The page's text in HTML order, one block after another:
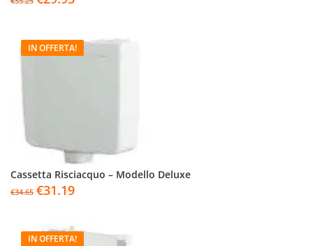
IN OFFERTA!
Cassetta Risciacquo – Modello Deluxe
€34.65 €31.19
IN OFFERTA!